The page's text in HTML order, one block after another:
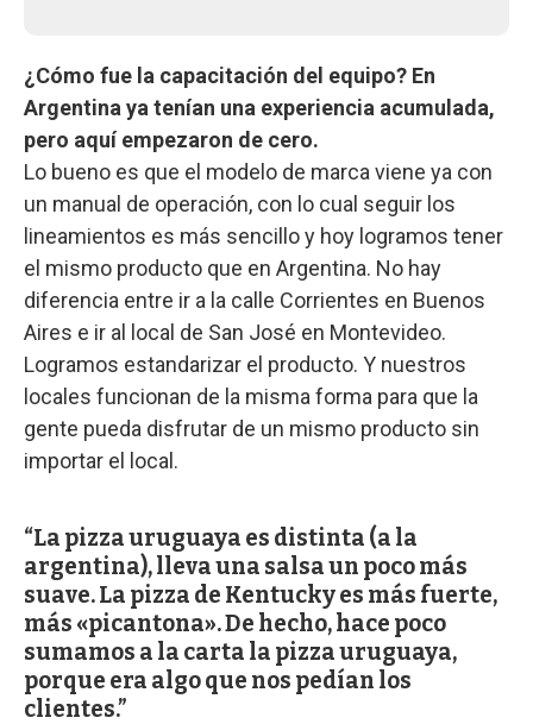
¿Cómo fue la capacitación del equipo? En
Argentina ya tenían una experiencia acumulada,
pero aquí empezaron de cero.
Lo bueno es que el modelo de marca viene ya con
un manual de operación, con lo cual seguir los
lineamientos es más sencillo y hoy logramos tener
el mismo producto que en Argentina. No hay
diferencia entre ir a la calle Corrientes en Buenos
Aires e ir al local de San José en Montevideo.
Logramos estandarizar el producto. Y nuestros
locales funcionan de la misma forma para que la
gente pueda disfrutar de un mismo producto sin
importar el local.
La pizza uruguaya es distinta (a la
argentina), lleva una salsa un poco más
suave. La pizza de Kentucky es más fuerte,
más «picantona». De hecho, hace poco
sumamos a la carta la pizza uruguaya,
porque era algo que nos pedían los
clientes.